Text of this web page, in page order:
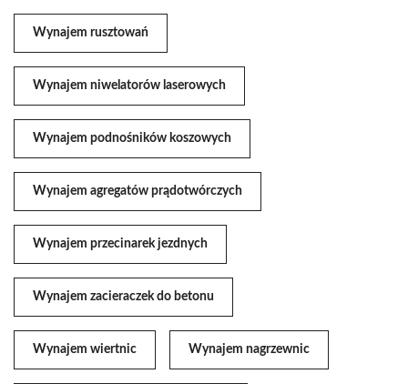
Wynajem rusztowań
Wynajem niwelatorów laserowych
Wynajem podnośników koszowych
Wynajem agregatów prądotwórczych
Wynajem przecinarek jezdnych
Wynajem zacieraczek do betonu
Wynajem wiertnic Wynajem nagrzewnic